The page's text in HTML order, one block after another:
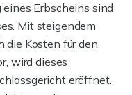
Erbscheins sind
Mit steigendem
die Kosten für den
wird dieses
eröffnet.